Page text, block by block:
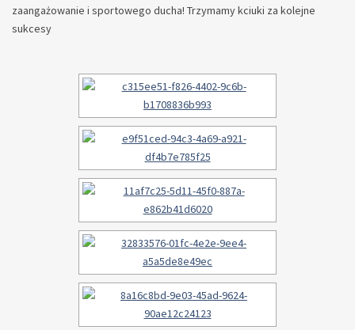
zaangażowanie i sportowego ducha! Trzymamy kciuki za kolejne
sukcesy